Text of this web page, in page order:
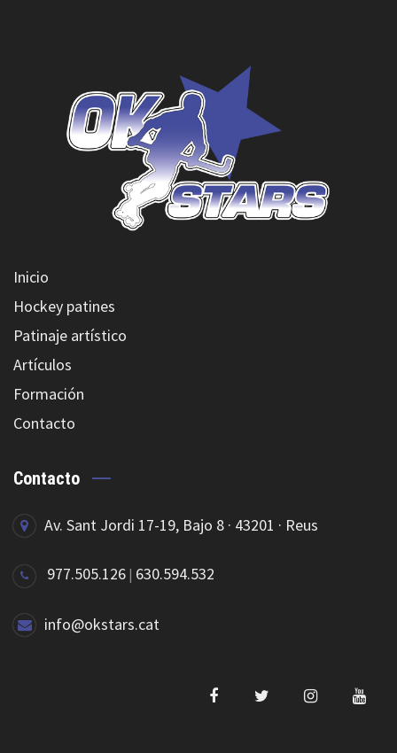
Inicio
Hockey patines
Patinaje artístico
Artículos
Formación
Contacto
Contacto
Av. Sant Jordi 17-19, Bajo 8 · 43201 · Reus
977.505.126 | 630.594.532
info@okstars.cat